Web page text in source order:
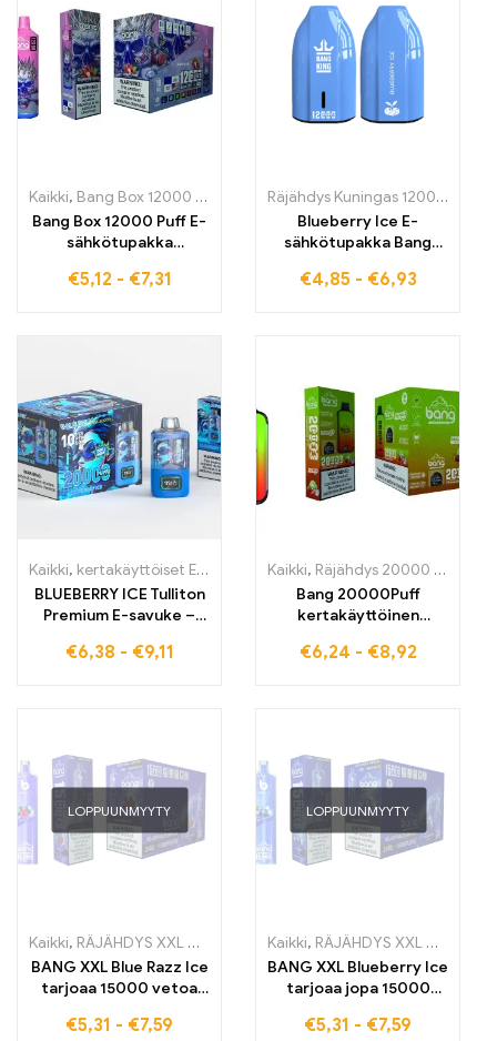
puffia unohtumatonta
nautintoa – täydellinen
intensiiviseen ja
pitkäkestoiseen
höyrystämiseen
höyrystämistä
täydellinen viileän
eksoottisen
makuelämyksen
saavuttamiseksi
Kaikki, Bang Box 12000 Puffs kertakäyttöiset E-savut,
Bang Box 12000 Puff E-
sähkötupakka
kertakäyttöiset
eksoottista raikkautta
€5,12 - €7,31
Räjähdys Kuningas 12000 Henkäystä
Blueberry Ice E-
sähkötupakka Bang
täydellinen viileisiin
€4,85 - €6,93
Kaikki, kertakäyttöiset E-savut
Kertakäyttöiset sähkötupakat
BLUEBERRY ICE Tulliton
Premium E-savuke –
makeasta mustikasta ja
€6,38 - €9,11
Kaikki, Räjähdys 20000 Henkäystä
Bang 20000Puff
kertakäyttöinen
STRAWBERRY KIWI
höyrykokemuksen
saavuttamiseksi
€6,24 - €8,92
LOPPUUNMYYTY
Kaikki, RÄJÄHDYS XXL NT15000 kertakäyttöiset E-savut ,
BANG XXL Blue Razz Ice
tarjoaa 15000 vetoa
Raspberry -mausta
€5,31 - €7,59
LOPPUUNMYYTY
Kaikki, RÄJÄHDYS XXL NT15000
BANG XXL Blueberry Ice
tarjoaa jopa 15000
mustikkamakua
€5,31 - €7,59